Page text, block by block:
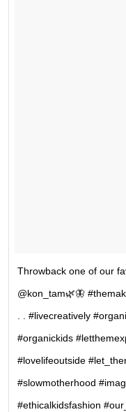
Throwback one of our
@kon_tam🌿🦋
. . #livecreatively
#organickids
#lovelifeoutside
#slowmotherhood
#ethicalkidsfashion